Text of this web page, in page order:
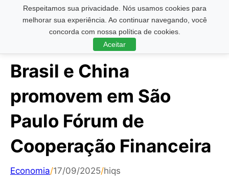
Respeitamos sua privacidade. Nós usamos cookies para
melhorar sua experiência. Ao continuar navegando, você
concorda com nossa política de cookies.
Aceitar
Pesquisar ...
Brasil e China
promovem em São
Paulo Fórum de
Cooperação Financeira
Economia/17/09/2025/hiqs